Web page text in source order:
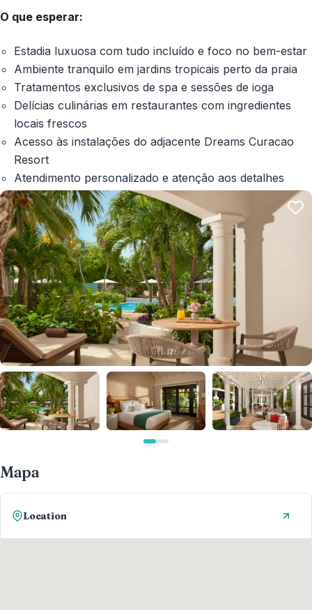
O que esperar:
Estadia luxuosa com tudo incluído e foco no bem-estar
Ambiente tranquilo em jardins tropicais perto da praia
Tratamentos exclusivos de spa e sessões de ioga
Delícias culinárias em restaurantes com ingredientes
locais frescos
Acesso às instalações do adjacente Dreams Curacao
Resort
Atendimento personalizado e atenção aos detalhes
Mapa
Location